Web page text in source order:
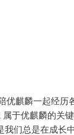
优麒麟一起经历
于优麒麟的关
们总是在成长